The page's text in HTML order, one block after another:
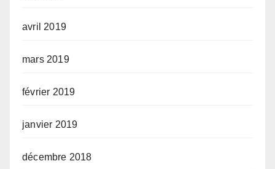
avril 2019
mars 2019
février 2019
janvier 2019
décembre 2018